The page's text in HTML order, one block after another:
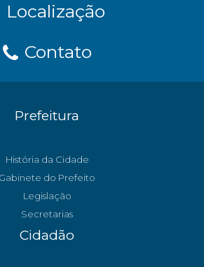
Localização
Contato
Prefeitura
História da Cidade
Gabinete do Prefeito
Legislação
Secretarias
Cidadão